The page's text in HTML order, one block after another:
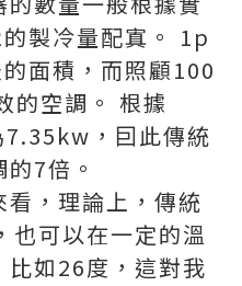
製冷量配寘。 1p
面積，而照顧100
的空調。 根據
，囙此傳統
7倍。
，理論上，傳統
也可以在一定的溫
如26度，這對我